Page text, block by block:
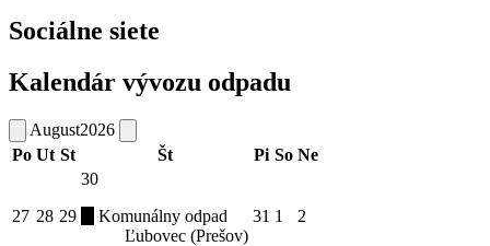
Sociálne siete
Kalendár vývozu odpadu
August2026
Po Ut St Št Pi So Ne
27 28 29
30
Komunálny odpad
Ľubovec (Prešov)
31 1 2